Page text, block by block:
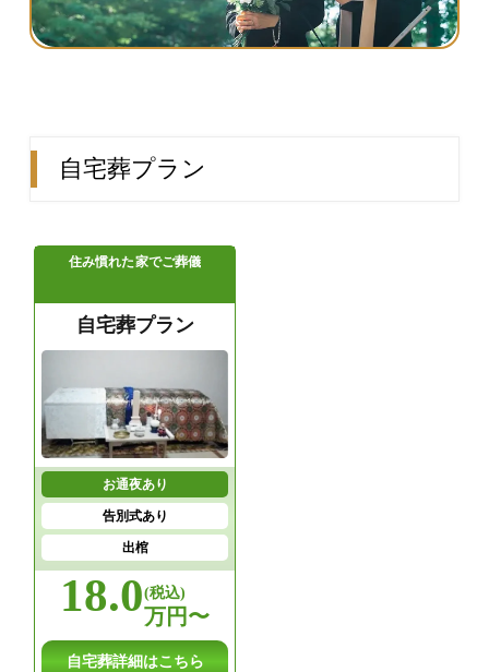
自宅葬プラン
住み慣れた家でご葬儀
自宅葬プラン
お通夜あり
告別式あり
出棺
18.0(税込)
万円〜
自宅葬詳細はこちら